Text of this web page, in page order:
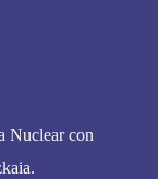
Nuclear con